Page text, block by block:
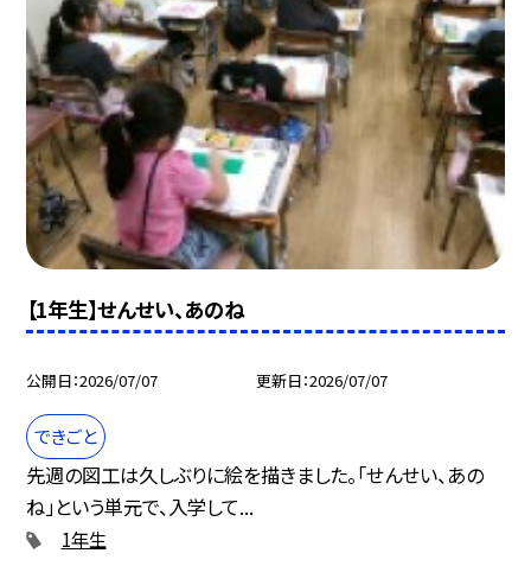
【1年生】せんせい、あのね
公開日 2026/07/07 更新日 2026/07/07
できごと
先週の図工は久しぶりに絵を描きました。「せんせい、あの
ね」という単元で、入学して...
1年生